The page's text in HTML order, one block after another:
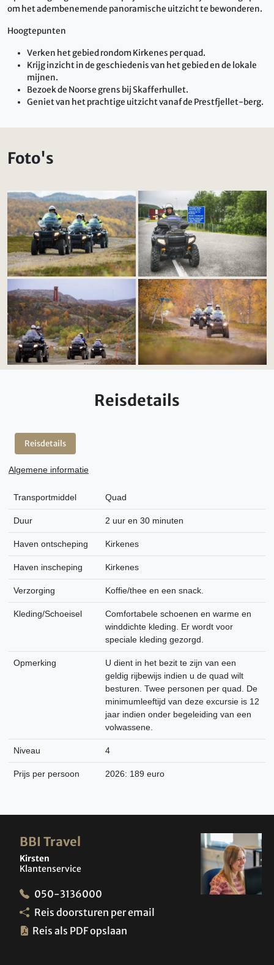
om het adembenemende panoramische uitzicht te bewonderen.
Hoogtepunten
Verken het gebied rondom Kirkenes per quad.
Krijg inzicht in de geschiedenis van het gebied en de lokale
mijnen.
Bezoek de Noorse grens bij Skafferhullet.
Geniet van het prachtige uitzicht vanaf de Prestfjellet-berg.
Foto's
Reisdetails
Reisdetails
Algemene informatie
Transportmiddel Quad
Duur 2 uur en 30 minuten
Haven ontscheping Kirkenes
Haven inscheping Kirkenes
Verzorging Koffie/thee en een snack.
Kleding/Schoeisel
Comfortabele schoenen en warme en
winddichte kleding. Er wordt voor
speciale kleding gezorgd.
Opmerking
U dient in het bezit te zijn van een
geldig rijbewijs indien u de quad wilt
besturen. Twee personen per quad. De
minimumleeftijd van deze excursie is 12
jaar indien onder begeleiding van een
volwassene.
Niveau 4
Prijs per persoon 2026: 189 euro
BBI Travel
Kirsten
Klantenservice
050-3136000
Reis doorsturen per email
Reis als PDF opslaan